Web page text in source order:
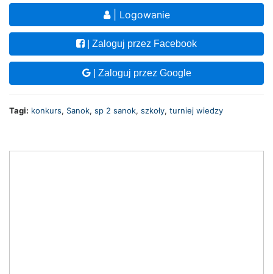
| Logowanie
| Zaloguj przez Facebook
| Zaloguj przez Google
Tagi: konkurs, Sanok, sp 2 sanok, szkoły, turniej wiedzy